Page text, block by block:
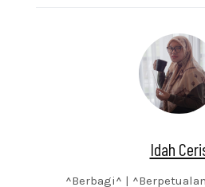
Idah
^Berbagi^ |